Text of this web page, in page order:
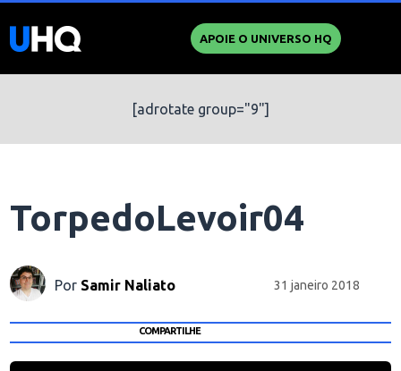
APOIE O UNIVERSO HQ
[adrotate group="9"]
TorpedoLevoir04
Por Samir Naliato 31 janeiro 2018
COMPARTILHE